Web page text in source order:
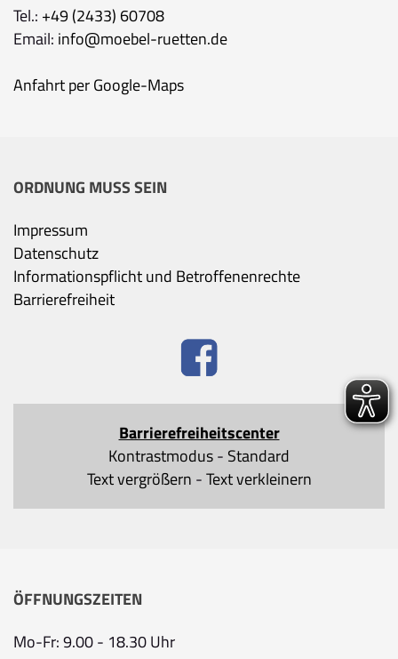
Tel.: +49 (2433) 60708
Email: info@moebel-ruetten.de
Anfahrt per Google-Maps
ORDNUNG MUSS SEIN
Impressum
Datenschutz
Informationspflicht und Betroffenenrechte
Barrierefreiheit
Barrierefreiheitscenter
Kontrastmodus- Standard
Text vergrößern -Text verkleinern
ÖFFNUNGSZEITEN
Mo-Fr: 9.00 - 18.30 Uhr